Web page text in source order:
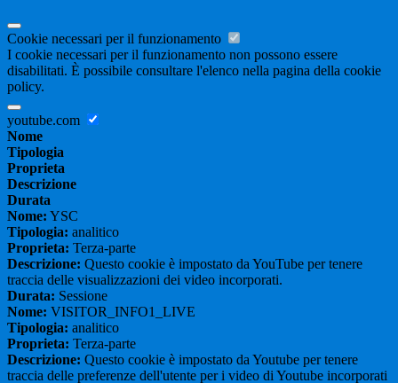
Cookie necessari per il funzionamento
I cookie necessari per il funzionamento non possono essere
disabilitati. È possibile consultare l'elenco nella pagina della cookie
policy.
youtube.com
Nome
Tipologia
Proprieta
Descrizione
Durata
Nome: YSC
Tipologia: analitico
Proprieta: Terza-parte
Descrizione: Questo cookie è impostato da YouTube per tenere
traccia delle visualizzazioni dei video incorporati.
Durata: Sessione
Nome: VISITOR_INFO1_LIVE
Tipologia: analitico
Proprieta: Terza-parte
Descrizione: Questo cookie è impostato da Youtube per tenere
traccia delle preferenze dell'utente per i video di Youtube incorporati